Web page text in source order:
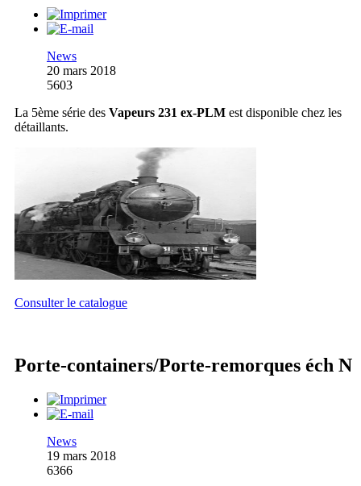
News
20 mars 2018
5603
La 5ème série des Vapeurs 231 ex-PLM est disponible chez les
détaillants.
Consulter le catalogue
Porte-containers/Porte-remorques éch N
News
19 mars 2018
6366